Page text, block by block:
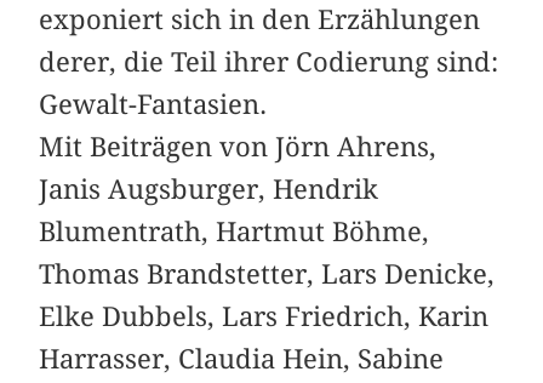
exponiert sich in den Erzählungen
derer, die Teil ihrer Codierung sind:
Gewalt-Fantasien.
Mit Beiträgen von Jörn Ahrens,
Janis Augsburger, Hendrik
Blumentrath, Hartmut Böhme,
Thomas Brandstetter, Lars Denicke,
Elke Dubbels, Lars Friedrich, Karin
Harrasser, Claudia Hein, Sabine